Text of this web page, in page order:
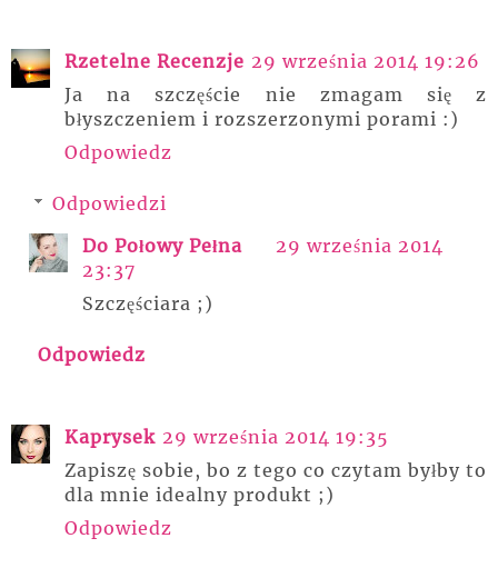
Rzetelne Recenzje 29 września 2014 19:26
Ja na szczęście nie zmagam się z
błyszczeniem i rozszerzonymi porami :)
Odpowiedz
Odpowiedzi
Do Połowy Pełna
29 września 2014
23:37
Szczęściara ;)
Odpowiedz
Kaprysek 29 września 2014 19:35
Zapiszę sobie, bo z tego co czytam byłby to
dla mnie idealny produkt ;)
Odpowiedz